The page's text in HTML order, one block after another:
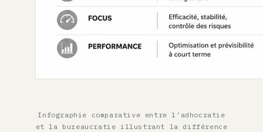
Infographie comparative entre l’adhocratie
et la bureaucratie illustrant la différence